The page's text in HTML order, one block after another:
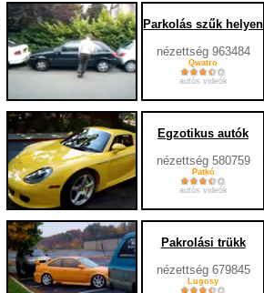
Parkolás szűk helyen
nézettség 963484
Qwatro
autós videók
Egzotikus autók
nézettség 580759
Patkó
autós videók
Pakrolási trükk
nézettség 679845
Lugosy